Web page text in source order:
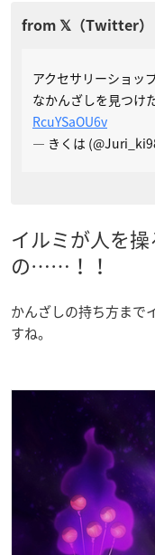
アクセサリーショッ
なかんざしを見つけ
RcuYSaOU6v
— きくは
イルミが人を
の……！！
かんざしの持ち方まで
すね。